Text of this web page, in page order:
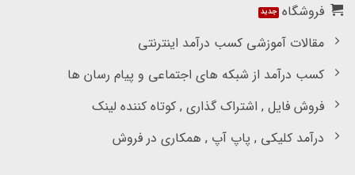
فروشگاه
مقالات آموزشی کسب درآمد اینترنتی
کسب درآمد از شبکه های اجتماعی و پیام رسان ها
فروش فایل , اشتراک گذاری , کوتاه کننده لینک
درآمد کلیکی , پاپ آپ , همکاری در فروش